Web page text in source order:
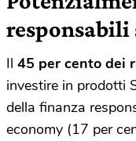
responsabili
Il 45 per cento dei
investire in prodotti
della finanza
economy (17 per